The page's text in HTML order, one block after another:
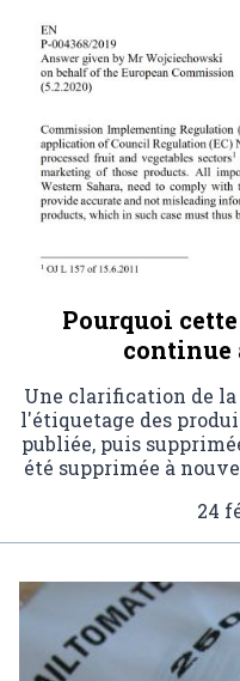
Pourquoi
continue
Une clarification de la
l'étiquetage des
publiée, puis
été supprimée à
24